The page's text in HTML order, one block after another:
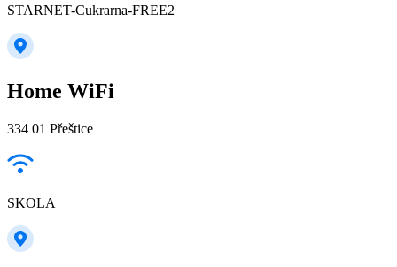
STARNET-Cukrarna-FREE2
Home WiFi
334 01 Přeštice
SKOLA